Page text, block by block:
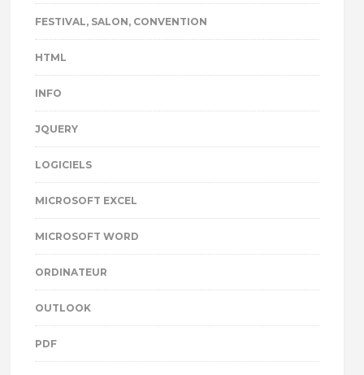
FESTIVAL, SALON, CONVENTION
HTML
INFO
JQUERY
LOGICIELS
MICROSOFT EXCEL
MICROSOFT WORD
ORDINATEUR
OUTLOOK
PDF